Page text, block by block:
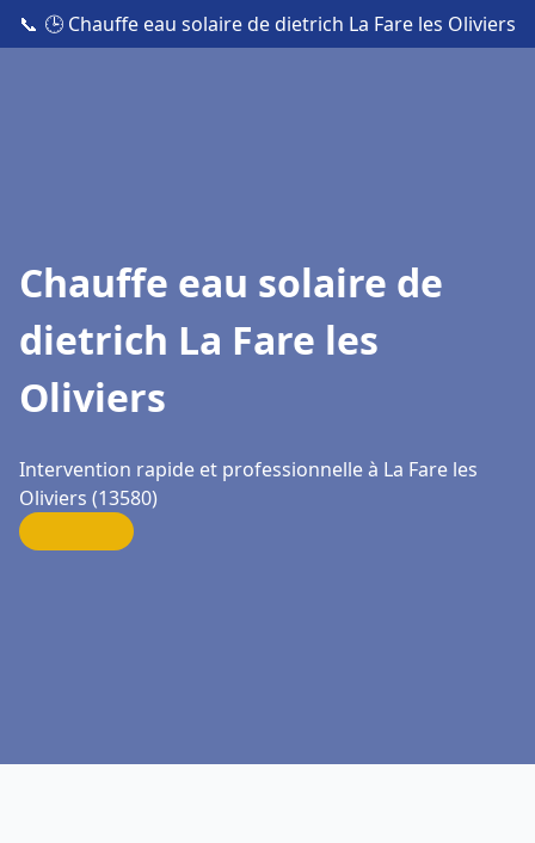
📞 🕒 Chauffe eau solaire de dietrich La Fare les Oliviers
Chauffe eau solaire de
dietrich La Fare les
Oliviers
Intervention rapide et professionnelle à La Fare les
Oliviers (13580)